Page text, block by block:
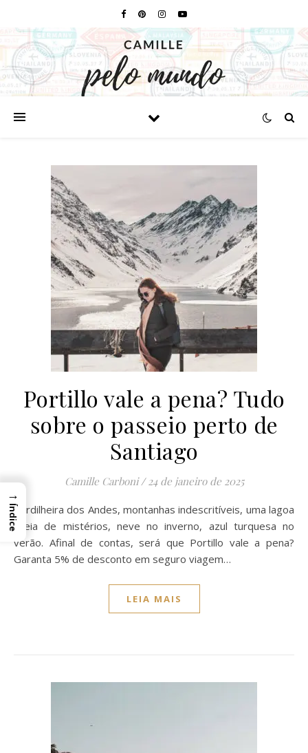
Portillo vale a pena? Tudo
sobre o passeio perto de
Santiago
Camille Carboni / 24 de janeiro de 2025
Cordilheira dos Andes, montanhas indescritíveis, uma lagoa
cheia de mistérios, neve no inverno, azul turquesa no
verão. Afinal de contas, será que Portillo vale a pena?
Garanta 5% de desconto em seguro viagem…
LEIA MAIS
→
Índice